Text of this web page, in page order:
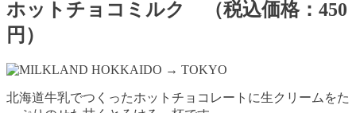
ホットチョコミルク （税込価格：450
円）
北海道牛乳でつくったホットチョコレートに生クリームをた